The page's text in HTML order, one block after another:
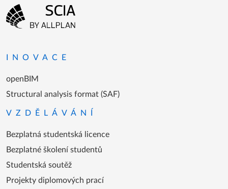
Menu patičky
INOVACE
openBIM
Structural analysis format (SAF)
VZDĚLÁVÁNÍ
Bezplatná studentská licence
Bezplatné školení studentů
Studentská soutěž
Projekty diplomových prací